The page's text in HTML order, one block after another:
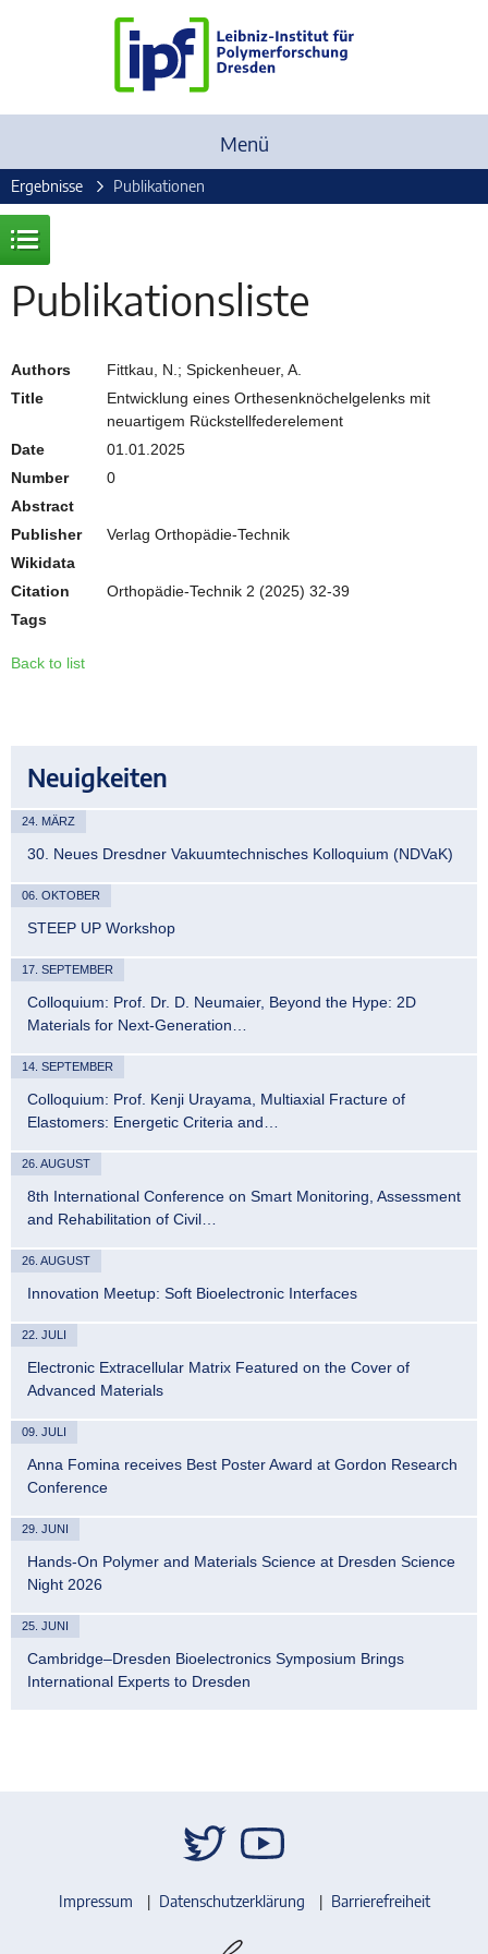
Menü
Ergebnisse Publikationen
Publikationsliste
Authors
Fittkau, N.; Spickenheuer, A.
Title
Entwicklung eines Orthesenknöchelgelenks mit
neuartigem Rückstellfederelement
Date
01.01.2025
Number
0
Abstract
Publisher
Verlag Orthopädie-Technik
Wikidata
Citation
Orthopädie-Technik 2 (2025) 32-39
Tags
Back to list
Neuigkeiten
24. MÄRZ
30. Neues Dresdner Vakuumtechnisches Kolloquium (NDVaK)
06. OKTOBER
STEEP UP Workshop
17. SEPTEMBER
Colloquium: Prof. Dr. D. Neumaier, Beyond the Hype: 2D
Materials for Next-Generation…
14. SEPTEMBER
Colloquium: Prof. Kenji Urayama, Multiaxial Fracture of
Elastomers: Energetic Criteria and…
26. AUGUST
8th International Conference on Smart Monitoring, Assessment
and Rehabilitation of Civil…
26. AUGUST
Innovation Meetup: Soft Bioelectronic Interfaces
22. JULI
Electronic Extracellular Matrix Featured on the Cover of
Advanced Materials
09. JULI
Anna Fomina receives Best Poster Award at Gordon Research
Conference
29. JUNI
Hands-On Polymer and Materials Science at Dresden Science
Night 2026
25. JUNI
Cambridge–Dresden Bioelectronics Symposium Brings
International Experts to Dresden
Impressum Datenschutzerklärung Barrierefreiheit